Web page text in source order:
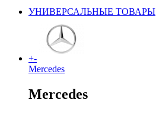
УНИВЕРСАЛЬНЫЕ ТОВАРЫ
+-
Mercedes
Mercedes